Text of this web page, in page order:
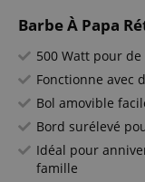
Barbe À Papa
500 Watt pour
Fonctionne avec
Bol amovible
Bord surélevé
Idéal pour
famille